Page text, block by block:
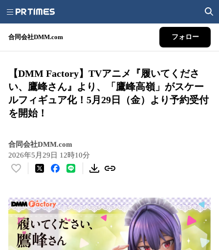
合同会社DMM.com フォロー
【DMM Factory】TVアニメ『履いてくださ
い、鷹峰さん』より、「鷹峰高嶺」がスケー
ルフィギュア化！5月29日（金）より予約受付
を開始！
合同会社DMM.com
2026年5月29日 12時10分
い
！
数
を
読
み